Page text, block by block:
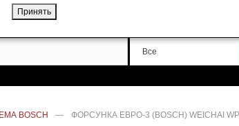
Принять
Все
BOSCH — ФОРСУНКА ЕВРО-3 (BOSCH) WEICHAI